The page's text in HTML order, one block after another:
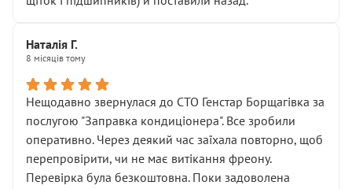
Наталія Г.
8 місяців тому
Нещодавно звернулася до СТО Генстар Борщагівка за
послугою "Заправка кондиціонера". Все зробили
оперативно. Через деякий час заїхала повторно, щоб
перепровірити, чи не має витікання фреону.
Перевірка була безкоштовна. Поки задоволена